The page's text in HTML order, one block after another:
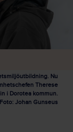
Nu
Therese
i Dorotea kommun.
Foto: Johan Gunseus